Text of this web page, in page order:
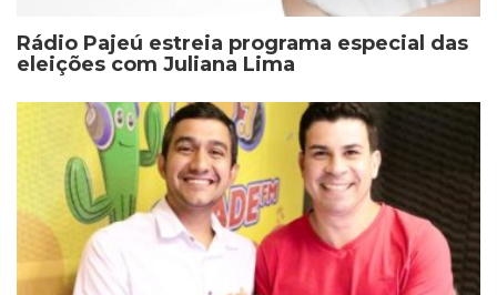
Rádio Pajeú estreia programa especial das
eleições com Juliana Lima